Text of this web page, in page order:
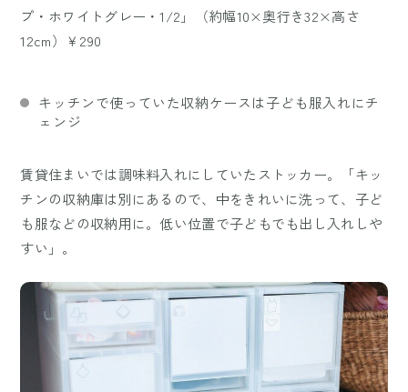
プ・ホワイトグレー・1/2」（約幅10×奥行き32×高さ
12cm）￥290
キッチンで使っていた収納ケースは子ども服入れにチ
ェンジ
賃貸住まいでは調味料入れにしていたストッカー。「キッ
チンの収納庫は別にあるので、中をきれいに洗って、子ど
も服などの収納用に。低い位置で子どもでも出し入れしや
すい」。